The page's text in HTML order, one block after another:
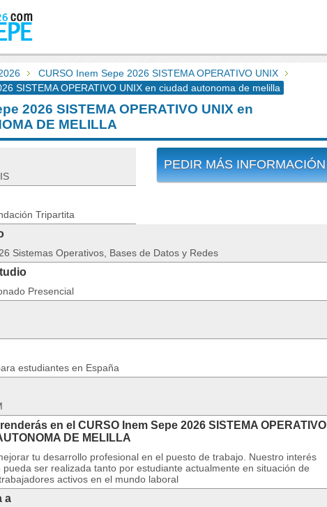
CURSO Inem Sepe 2026 SISTEMA OPERATIVO UNIX
SISTEMA OPERATIVO UNIX en ciudad autonoma de melilla
2026 SISTEMA OPERATIVO UNIX en
DE MELILLA
PEDIR MÁS INFORMACIÓN
Tripartita
Sistemas Operativos, Bases de Datos y Redes
Presencial
estudiantes en España
en el CURSO Inem Sepe 2026 SISTEMA OPERATIVO
DE MELILLA
tu desarrollo profesional en el puesto de trabajo. Nuestro interés
ser realizada tanto por estudiante actualmente en situación de
activos en el mundo laboral
a